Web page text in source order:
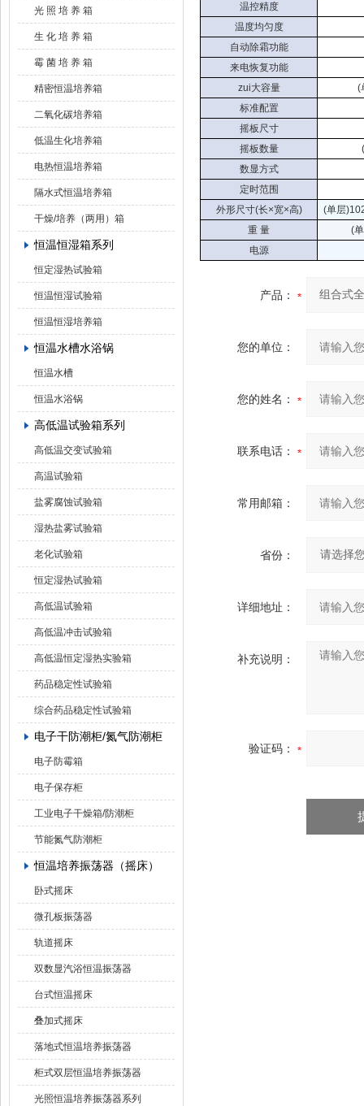
光 照 培 养 箱
生 化 培 养 箱
霉 菌 培 养 箱
精密恒温培养箱
二氧化碳培养箱
低温生化培养箱
电热恒温培养箱
隔水式恒温培养箱
干燥/培养（两用）箱
恒温恒湿箱系列
恒定湿热试验箱
恒温恒湿试验箱
恒温恒湿培养箱
恒温水槽水浴锅
恒温水槽
恒温水浴锅
高低温试验箱系列
高低温交变试验箱
高温试验箱
盐雾腐蚀试验箱
湿热盐雾试验箱
老化试验箱
恒定湿热试验箱
高低温试验箱
高低温冲击试验箱
高低温恒定湿热实验箱
药品稳定性试验箱
综合药品稳定性试验箱
电子干防潮柜/氮气防潮柜
电子防霉箱
电子保存柜
工业电子干燥箱/防潮柜
节能氮气防潮柜
恒温培养振荡器（摇床）
卧式摇床
微孔板振荡器
轨道摇床
双数显汽浴恒温振荡器
台式恒温摇床
叠加式摇床
落地式恒温培养振荡器
柜式双层恒温培养振荡器
光照恒温培养振荡器系列
温控精度
温度均匀度
自动除霜功能
来电恢复功能
zui大容量
(
标准配置
摇板尺寸
摇板数量
数显方式
定时范围
外形尺寸(长×宽×高)
(单层
重 量
(
电源
产品：
您的单位：
您的姓名：
联系电话：
常用邮箱：
省份：
详细地址：
补充说明：
验证码：